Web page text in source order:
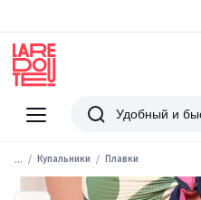
Меню
Redoute
Поиск
... Купальники Плавки